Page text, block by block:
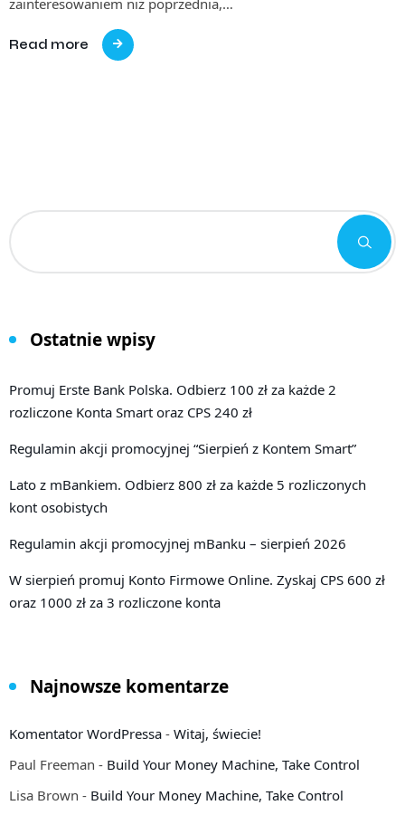
Read more
Ostatnie wpisy
Promuj Erste Bank Polska. Odbierz 100 zł za każde 2
rozliczone Konta Smart oraz CPS 240 zł
Regulamin akcji promocyjnej “Sierpień z Kontem Smart”
Lato z mBankiem. Odbierz 800 zł za każde 5 rozliczonych
kont osobistych
Regulamin akcji promocyjnej mBanku – sierpień 2026
W sierpień promuj Konto Firmowe Online. Zyskaj CPS 600 zł
oraz 1000 zł za 3 rozliczone konta
Najnowsze komentarze
Komentator WordPressa - Witaj, świecie!
Paul Freeman - Build Your Money Machine, Take Control
Lisa Brown - Build Your Money Machine, Take Control